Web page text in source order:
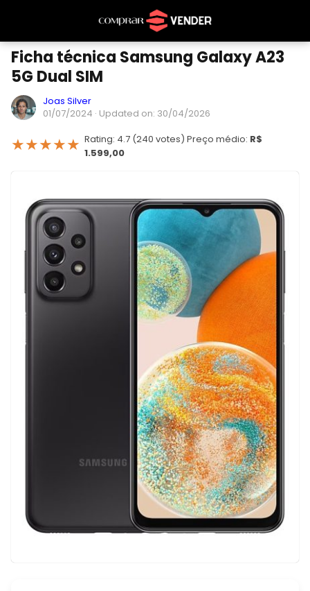
Ficha técnica Samsung Galaxy A23
5G Dual SIM
Joas Silver
01/07/2024 · Updated on: 30/04/2026
★★★★★ Rating: 4.7 (240 votes) Preço médio: R$
1.599,00